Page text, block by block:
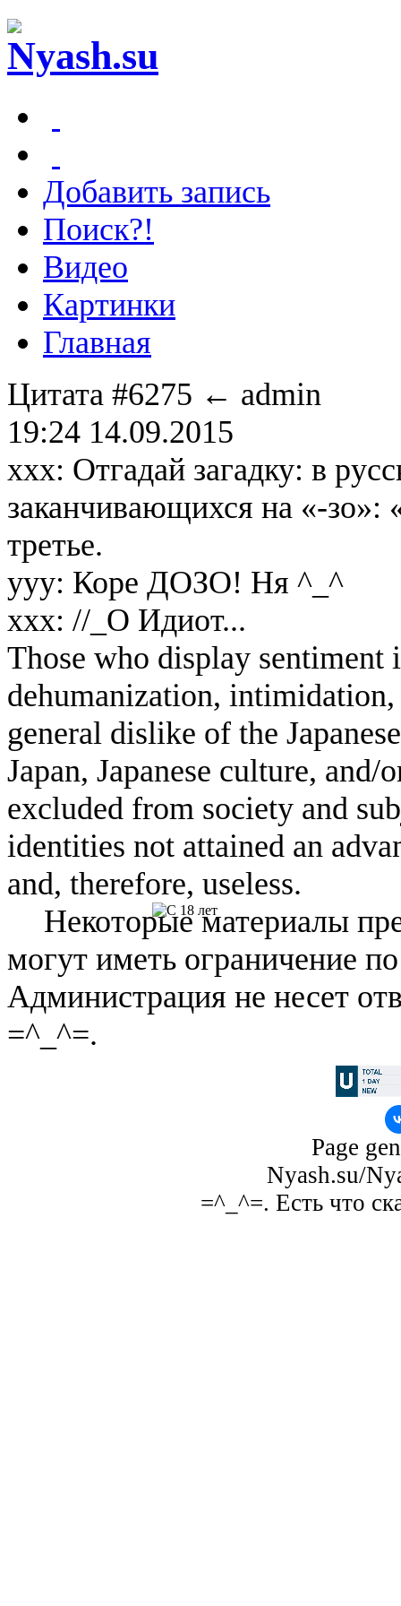
Добавить запись
Поиск?!
Видео
Картинки
Главная
Цитата #6275 ← admin
19:24 14.09.2015
xxx: Отгадай загадку: в
заканчивающихся на «-зо»:
третье.
yyy: Коре ДОЗО! Ня ^_^
xxx: //_О Идиот...
Those who display
dehumanization,
general dislike of the
Japan, Japanese culture, and/
excluded from society and
identities not attained an
and, therefore, useless.
Некоторые материалы
могут иметь ограничение
Администрация не несет
=^_^=.
Page
Nyash.su/
=^_^=. Есть что